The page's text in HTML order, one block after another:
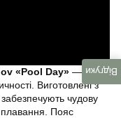
«Pool Day» —
Виготовлені з
чудову
плавання. Пояс
Відгуки